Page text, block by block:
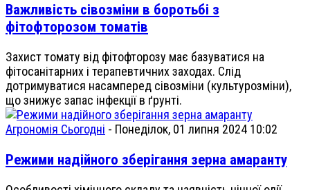
Важливість сівозміни в боротьбі з
фітофторозом томатів
Захист томату від фіто­фторозу має базуватися на
фітосанітарних і терапевтичних заходах. Слід
дотримуватися насамперед сівозміни (культурозміни),
що знижує запас інфекції в ґрунті.
Агрономія Сьогодні - Понеділок, 01 липня 2024 10:02
Режими надійного зберігання зерна амаранту